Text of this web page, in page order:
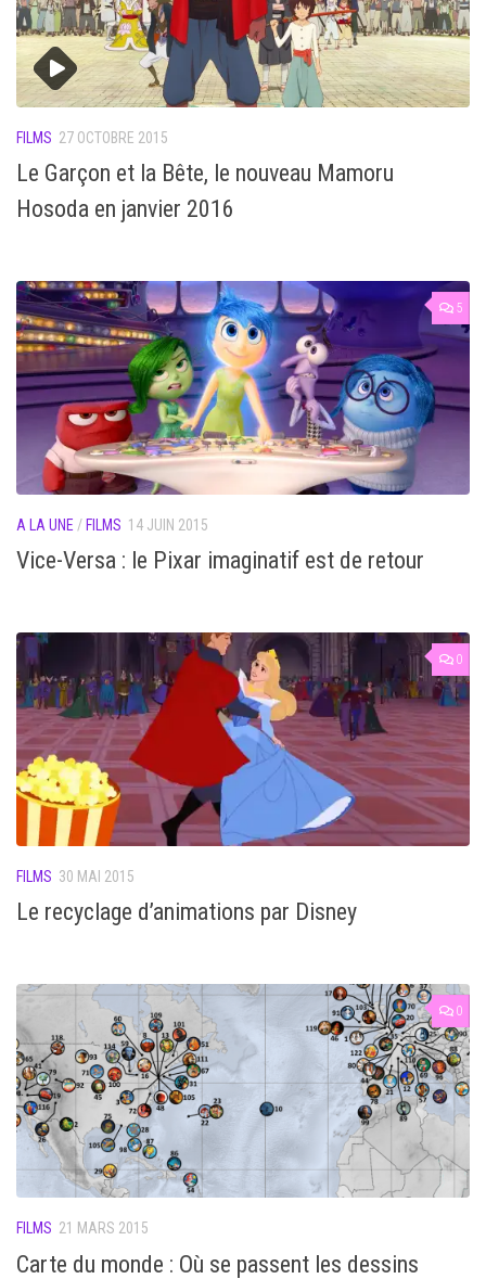
FILMS 27 OCTOBRE 2015
Le Garçon et la Bête, le nouveau Mamoru
Hosoda en janvier 2016
5
A LA UNE / FILMS 14 JUIN 2015
Vice-Versa : le Pixar imaginatif est de retour
0
FILMS 30 MAI 2015
Le recyclage d’animations par Disney
0
FILMS 21 MARS 2015
Carte du monde : Où se passent les dessins